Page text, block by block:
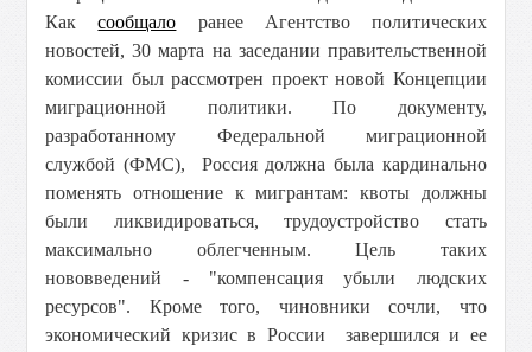
Каксообщало ранее Агентство политических
новостей,30 марта на заседании правительственной
комиссии был рассмотрен проект новой Концепции
миграционной политики.По документу,
разработанному Федеральной миграционной
службой (ФМС), Россия должна была кардинально
поменять отношение к мигрантам: квоты должны
были ликвидироваться, трудоустройство стать
максимально облегченным. Цель таких
нововведений - "компенсация убыли людских
ресурсов". Кроме того, чиновники сочли, что
экономический кризис в России завершился и ее